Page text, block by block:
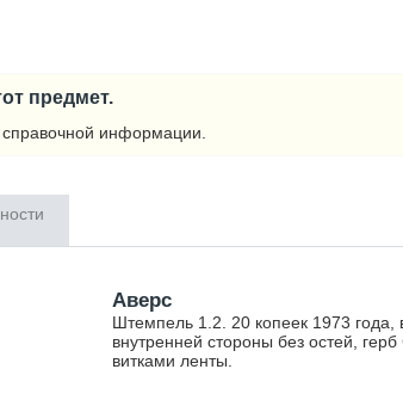
предмет.
информации.
Аверс
Штемпель 1.2. 20 копеек 1973 года,
внутренней стороны без остей,
витками ленты.